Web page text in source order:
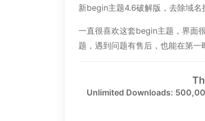
新begin主题4.6破解版，去除域名
一直很喜欢这套begin主题，界面
题，遇到问题有售后，也能在第一
Unlimited Downloads: